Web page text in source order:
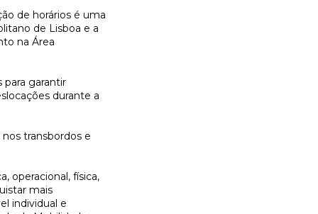
de horários é uma
de Lisboa e a
na Área
para garantir
durante a
transbordos e
operacional, física,
mais
individual e